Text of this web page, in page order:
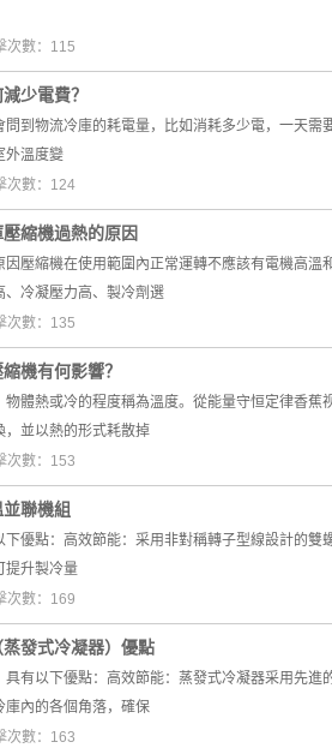
次數：115
少電費？
到物流冷庫的耗電量，比如消耗多少電，一天
外溫度變
次數：124
縮機過熱的原因
壓縮機在使用範圍內正常運轉不應該有電機高
、冷凝壓力高、製冷劑選
次數：135
機有何影響？
體熱或冷的程度稱為溫度。從能量守恒定律香
，並以熱的形式耗散掉
次數：153
聯機組
優點：高效節能：采用非對稱轉子型線設計的
提升製冷量
次數：169
發式冷凝器）優點
有以下優點：高效節能：蒸發式冷凝器采用先
庫內的各個角落，確保
次數：163